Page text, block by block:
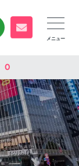
0120-840-834
無料お問い合
0